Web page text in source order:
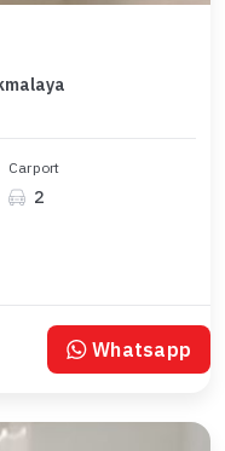
Carport
2
Whatsapp